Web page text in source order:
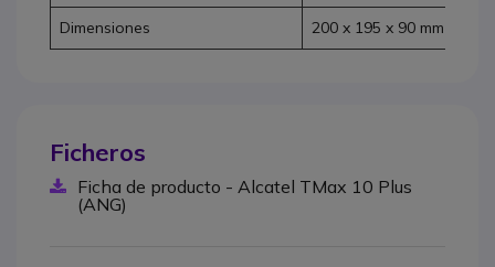
Dimensiones 200 x 195 x 90 mm
Ficheros
Ficha de producto - Alcatel TMax 10 Plus
(ANG)